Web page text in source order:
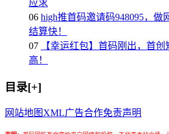
应求
06 high推首码邀请码948095，做
结算快！
07
【幸运红包】首码刚出，首
高！
目录[+]
网站地图 XML广告合作免责声明